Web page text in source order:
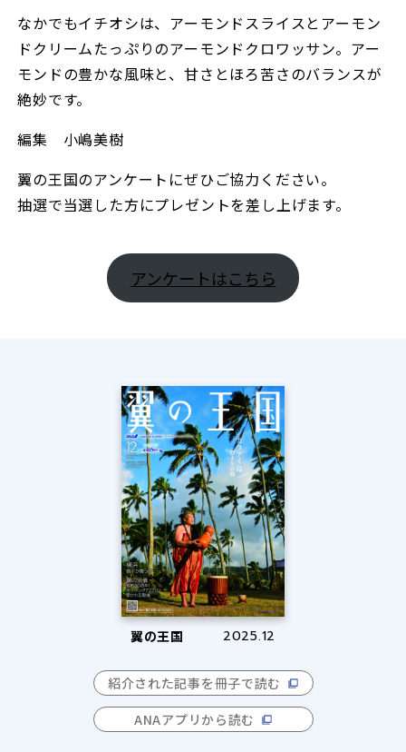
なかでもイチオシは、アーモンドスライスとアーモン
ドクリームたっぷりのアーモンドクロワッサン。アー
モンドの豊かな風味と、甘さとほろ苦さのバランスが
絶妙です。
編集 小嶋美樹
翼の王国のアンケートにぜひご協力ください。
抽選で当選した方にプレゼントを差し上げます。
アンケートはこちら
翼の王国 2025.12
紹介された記事を冊子で読む
ANAアプリから読む